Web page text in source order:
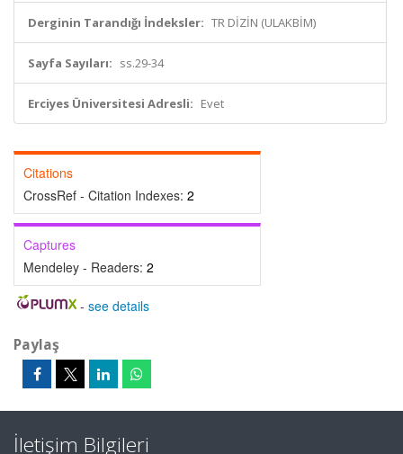
Derginin Tarandığı İndeksler: TR DİZİN (ULAKBİM)
Sayfa Sayıları: ss.29-34
Erciyes Üniversitesi Adresli: Evet
Citations
CrossRef - Citation Indexes: 2
Captures
Mendeley - Readers: 2
- see details
Paylaş
İletişim Bilgileri